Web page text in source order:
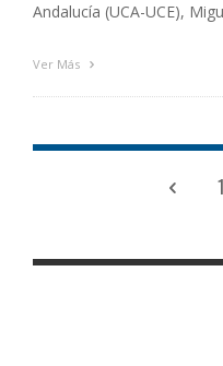
Andalucía (UCA-UCE),
‘Somos optometristas’,
Ver Más
1